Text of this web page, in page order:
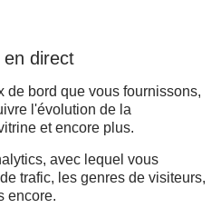
en direct
de bord que vous fournissons,
l'évolution de la
et encore plus.
avec lequel vous
trafic, les genres de visiteurs,
encore.